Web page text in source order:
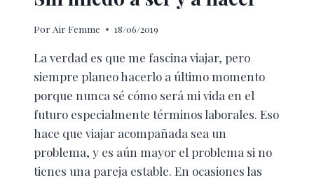
Por Air Femme 18/06/2019
La verdad es que me fascina viajar, pero
siempre planeo hacerlo a último momento
porque nunca sé cómo será mi vida en el
futuro especialmente términos laborales. Eso
hace que viajar acompañada sea un
problema, y es aún mayor el problema si no
tienes una pareja estable. En ocasiones las